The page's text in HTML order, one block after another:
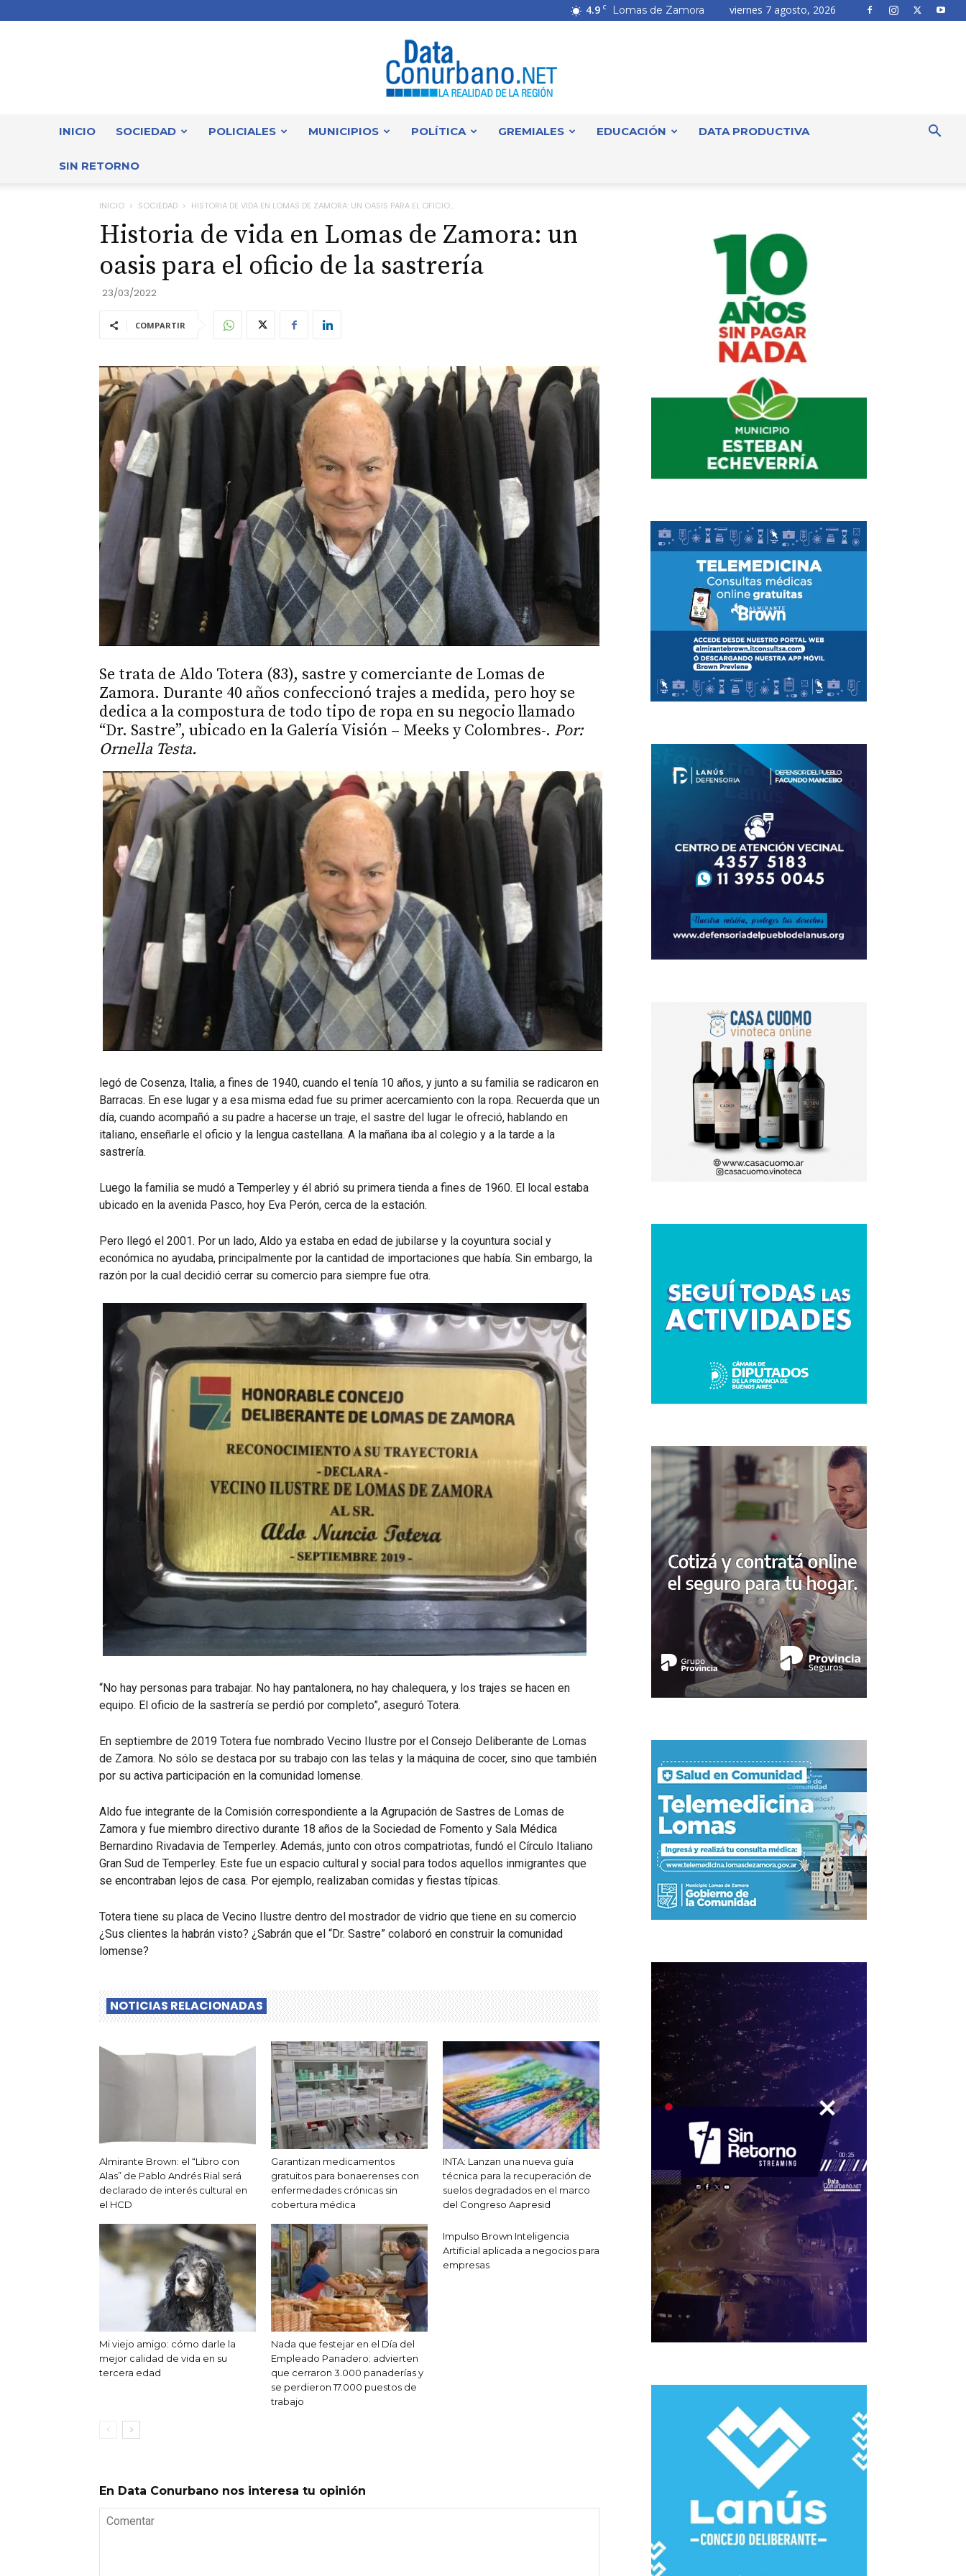
4.9 C Lomas de Zamora viernes 7 agosto, 2026
INICIO SOCIEDAD POLICIALES MUNICIPIOS POLÍTICA GREMIALES EDUCACIÓN DATA PRODUCTIVA
SIN RETORNO
INICIO SOCIEDAD HISTORIA DE VIDA EN LOMAS DE ZAMORA: UN OASIS PARA EL OFICIO...
Historia de vida en Lomas de Zamora: un
oasis para el oficio de la sastrería
23/03/2022
COMPARTIR
Se trata de Aldo Totera (83), sastre y comerciante de Lomas de
Zamora. Durante 40 años confeccionó trajes a medida, pero hoy se
dedica a la compostura de todo tipo de ropa en su negocio llamado
“Dr. Sastre”, ubicado en la Galería Visión – Meeks y Colombres-. Por:
Ornella Testa.
legó de Cosenza, Italia, a fines de 1940, cuando el tenía 10 años, y junto a su familia se radicaron en
Barracas. En ese lugar y a esa misma edad fue su primer acercamiento con la ropa. Recuerda que un
día, cuando acompañó a su padre a hacerse un traje, el sastre del lugar le ofreció, hablando en
italiano, enseñarle el oficio y la lengua castellana. A la mañana iba al colegio y a la tarde a la
sastrería.
Luego la familia se mudó a Temperley y él abrió su primera tienda a fines de 1960. El local estaba
ubicado en la avenida Pasco, hoy Eva Perón, cerca de la estación.
Pero llegó el 2001. Por un lado, Aldo ya estaba en edad de jubilarse y la coyuntura social y
económica no ayudaba, principalmente por la cantidad de importaciones que había. Sin embargo, la
razón por la cual decidió cerrar su comercio para siempre fue otra.
“No hay personas para trabajar. No hay pantalonera, no hay chalequera, y los trajes se hacen en
equipo. El oficio de la sastrería se perdió por completo”, aseguró Totera.
En septiembre de 2019 Totera fue nombrado Vecino Ilustre por el Consejo Deliberante de Lomas
de Zamora. No sólo se destaca por su trabajo con las telas y la máquina de cocer, sino que también
por su activa participación en la comunidad lomense.
Aldo fue integrante de la Comisión correspondiente a la Agrupación de Sastres de Lomas de
Zamora y fue miembro directivo durante 18 años de la Sociedad de Fomento y Sala Médica
Bernardino Rivadavia de Temperley. Además, junto con otros compatriotas, fundó el Círculo Italiano
Gran Sud de Temperley. Este fue un espacio cultural y social para todos aquellos inmigrantes que
se encontraban lejos de casa. Por ejemplo, realizaban comidas y fiestas típicas.
Totera tiene su placa de Vecino Ilustre dentro del mostrador de vidrio que tiene en su comercio
¿Sus clientes la habrán visto? ¿Sabrán que el “Dr. Sastre” colaboró en construir la comunidad
lomense?
NOTICIAS RELACIONADAS
Almirante Brown: el “Libro con
Alas” de Pablo Andrés Rial será
declarado de interés cultural en
el HCD
Garantizan medicamentos
gratuitos para bonaerenses con
enfermedades crónicas sin
cobertura médica
INTA: Lanzan una nueva guía
técnica para la recuperación de
suelos degradados en el marco
del Congreso Aapresid
Mi viejo amigo: cómo darle la
mejor calidad de vida en su
tercera edad
Nada que festejar en el Día del
Empleado Panadero: advierten
que cerraron 3.000 panaderías y
se perdieron 17.000 puestos de
trabajo
Impulso Brown Inteligencia
Artificial aplicada a negocios para
empresas
En Data Conurbano nos interesa tu opinión